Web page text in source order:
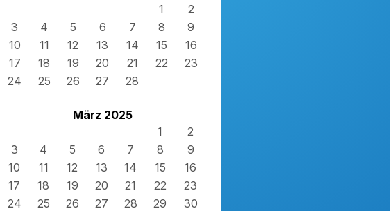
1
2
3
4 5 6 7 8
9
10
11 12 13 14 15
16
17
18 19 20 21 22
23
24
25 26 27 28
März 2025
1
2
3
4 5 6 7 8
9
10
11 12 13 14 15
16
17
18 19 20 21 22
23
24
25 26 27 28 29
30